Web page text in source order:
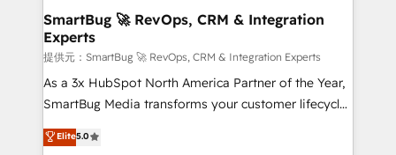
We are built for the work.
を、CRMを軸とした全社共通基盤に再構築します。意
思決定者・PMO・現場担当者に並走します。 1️⃣
HubSpot導入・活用支援 顧客データの一元化から、
GTMの見える化・自動化まで。全Hub統合運用、デー
タ品質設計、グループ横断のCRM統合に対応します。
の一部をAIが自律実行する組織への移行を設計・実装。
SmartBug 🚀 RevOps, CRM & Integration
Experts
提供元：SmartBug 🚀 RevOps, CRM & Integration Experts
As a 3x HubSpot North America Partner of the Year,
SmartBug Media transforms your customer lifecycle
into a revenue engine. Our unified ecosystem
includes specialized divisions Globalia (AI &
Elite5.0